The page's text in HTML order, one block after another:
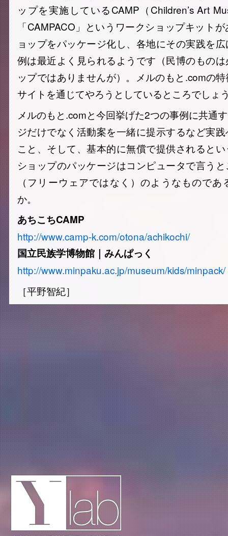
ップを実施しているCAMP（Children’s Art
「CAMPACO」というワークショップキット
ョップをパッケージ化し、各地にその実践を
例は最近よく見られるようです（民博のもの
ップではありませんが）。メルのもと.comの
サイトを通じてやろうとしているところでしょ
メルのもと.comと今回挙げた2つの事例に共通
ジだけでなく活動案を一緒に提示するなど実
こと、そして、基本的に無償で提供されると
ショップのパッケージはコンピュータで言う
（フリーウェアではなく）のようなもので
か。
あちこちCAMP
http://www.camp-k.com/otona/achikochi/
国立民族学博物館｜みんぱっく
http://www.minpaku.ac.jp/museum/kids/minpack/
［平野智紀］